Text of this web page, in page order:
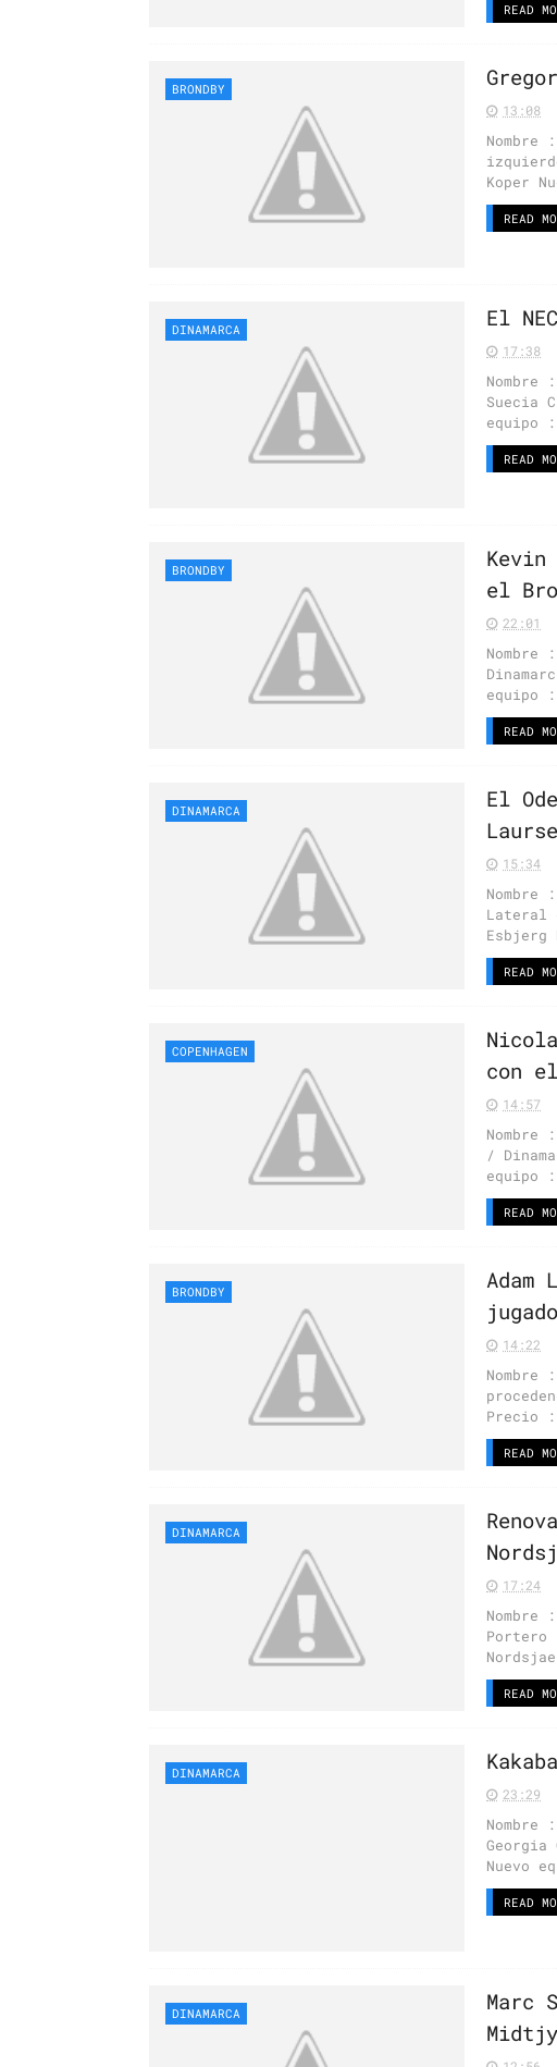
READ
BRONDBY
13:08
Koper
READ
DINAMARCA El
17:38
Nombre
Suecia
equipo
READ
BRONDBY
Kevin
el
22:01
equipo
READ
DINAMARCA
El
15:34
Nombre
Lateral
Esbjerg
READ
COPENHAGEN
con el
14:57
/
equipo :
READ
BRONDBY
Adam
14:22
Precio
READ
DINAMARCA
17:24
Portero
READ
DINAMARCA
23:29
Georgia
Nuevo
READ
DINAMARCA
Marc